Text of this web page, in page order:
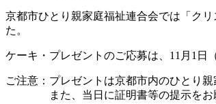
京都市ひとり親家庭福祉連合会では「ク
た。
ケーキ・プレゼントのご応募は、11
ご注意：プレゼントは京都市内のひとり
また、当日に証明書等の提示をお願